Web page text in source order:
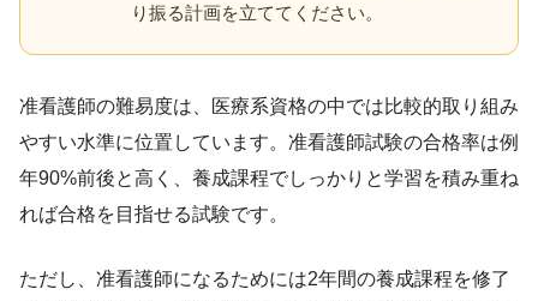
り振る計画を立ててください。
准看護師の難易度は、医療系資格の中では比較的取り組み
やすい水準に位置しています。准看護師試験の合格率は例
年90%前後と高く、養成課程でしっかりと学習を積み重ね
れば合格を目指せる試験です。
ただし、准看護師になるためには2年間の養成課程を修了